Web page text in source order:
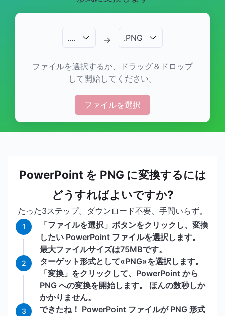
.… → .PNG
ファイルを選択するか、ドラッグ＆ドロップ
して開始してください。
ファイルを選択
PowerPoint を PNG に変換するには
どうすればよいですか?
たった3ステップ。ダウンロード不要、手間いらず。
1
「ファイルを選択」ボタンをクリックし、変換
したい PowerPoint ファイルを選択します。
最大ファイルサイズは75MBです。
2
ターゲット形式として«PNG»を選択します。
「変換」をクリックして、PowerPoint から
PNG への変換を開始します。 ほんの数秒しか
かかりません。
3
できたね！ PowerPoint ファイルが PNG 形式